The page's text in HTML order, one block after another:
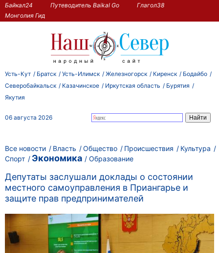
Байкал24 Путеводитель Baikal Go
Глагол38
Монголия Гид
Усть-Кут Братск Усть-Илимск Железногорск Киренск
Бодайбо
Северобайкальск
Казачинское Иркутская область
Бурятия
Якутия
06 августа 2026
Все новости Власть Общество Происшествия
Культура
Спорт
Экономика Образование
Депутаты заслушали доклады о состоянии
местного самоуправления в Приангарье и
защите прав предпринимателей